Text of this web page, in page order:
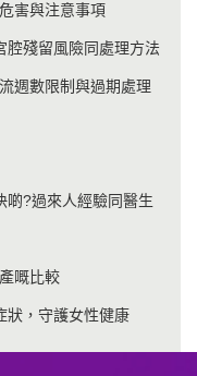
害與注意事項
腔殘留風險同處理方法
週數限制與過期處理
啲?過來人經驗同醫生
嘅比較
狀，守護女性健康